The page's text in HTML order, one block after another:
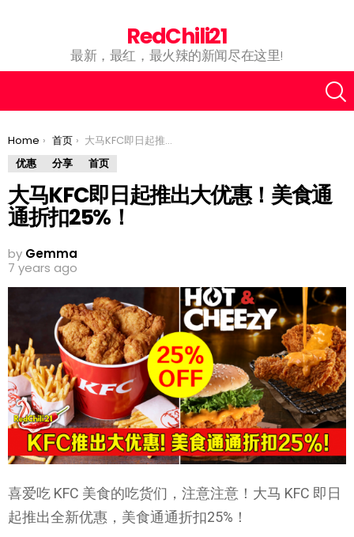
RedChili21
最新，最红，最火辣的新闻尽在这里!
You are here:
Home 首页
大马KFC即日起推出大优惠！美食通通折扣25%！
优惠
分享 首页
大马KFC即日起推出大优惠！美食通
通折扣25%！
by Gemma
7 years ago
喜爱吃 KFC 美食的吃货们，注意注意！大马 KFC 即日
起推出全新优惠，美食通通折扣25%！